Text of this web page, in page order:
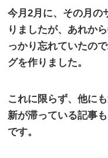
今月2月に、その月の
りましたが、あれか
っかり忘れていたの
グを作りました。
これに限らず、他に
新が滞っている記事
です。